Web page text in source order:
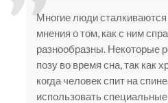
Многие люди
мнения о том, как с ним
разнообразны. Некоторые
позу во время сна, так как
когда человек спит на
использовать